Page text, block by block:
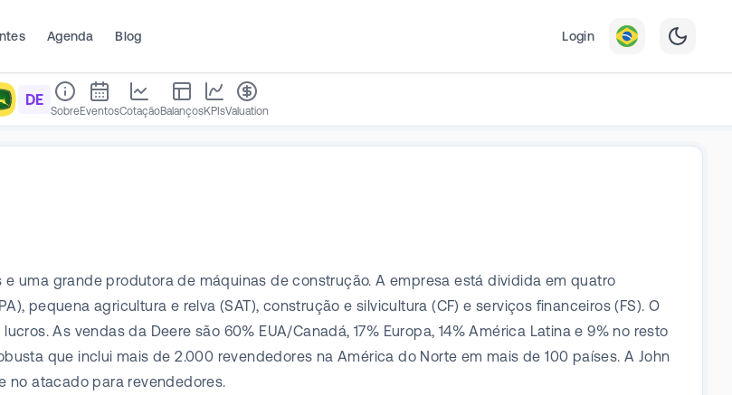
Agenda Blog Login
DE
SobreEventosCotaçãoBalançosKPIsValuation
uma grande produtora de máquinas de construção. A empresa está dividida em quatro
pequena agricultura e relva (SAT), construção e silvicultura (CF) e serviços financeiros (FS). O
As vendas da Deere são 60% EUA/Canadá, 17% Europa, 14% América Latina e 9% no resto
que inclui mais de 2.000 revendedores na América do Norte em mais de 100 países. A John
no atacado para revendedores.